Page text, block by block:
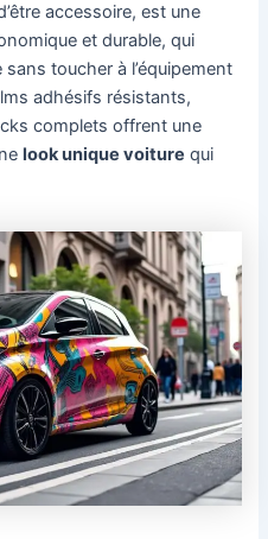
accessoire, est une
et durable, qui
toucher à l’équipement
adhésifs résistants,
complets offrent une
look unique voiture qui